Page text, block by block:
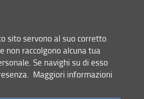
sito servono al suo corretto
non raccolgono alcuna tua
Se navighi su di esso
Maggiori informazioni